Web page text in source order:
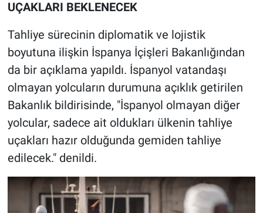
UÇAKLARI BEKLENECEK
Tahliye sürecinin diplomatik ve lojistik
boyutuna ilişkin İspanya İçişleri Bakanlığından
da bir açıklama yapıldı. İspanyol vatandaşı
olmayan yolcuların durumuna açıklık getirilen
Bakanlık bildirisinde, "İspanyol olmayan diğer
yolcular, sadece ait oldukları ülkenin tahliye
uçakları hazır olduğunda gemiden tahliye
edilecek." denildi.